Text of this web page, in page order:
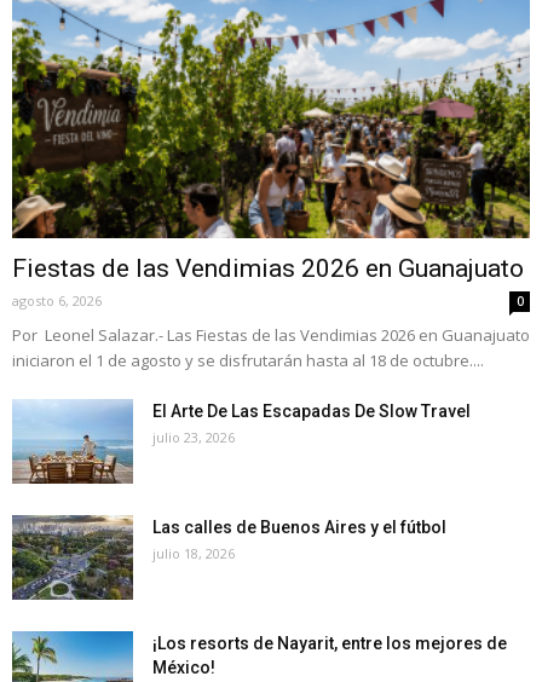
Fiestas de las Vendimias 2026 en Guanajuato
agosto 6, 2026 0
Por Leonel Salazar.- Las Fiestas de las Vendimias 2026 en Guanajuato
iniciaron el 1 de agosto y se disfrutarán hasta al 18 de octubre....
El Arte De Las Escapadas De Slow Travel
julio 23, 2026
Las calles de Buenos Aires y el fútbol
julio 18, 2026
¡Los resorts de Nayarit, entre los mejores de
México!